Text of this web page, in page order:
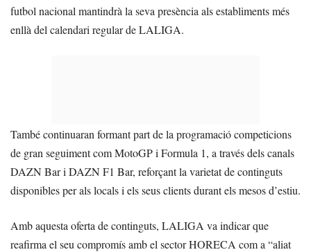
futbol nacional mantindrà la seva presència als establiments més
enllà del calendari regular de LALIGA.
També continuaran formant part de la programació competicions
de gran seguiment com MotoGP i Formula 1, a través dels canals
DAZN Bar i DAZN F1 Bar, reforçant la varietat de continguts
disponibles per als locals i els seus clients durant els mesos d’estiu.
Amb aquesta oferta de continguts, LALIGA va indicar que
reafirma el seu compromís amb el sector HORECA com a “aliat